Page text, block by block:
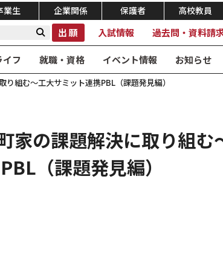
業生 企業関係 保護者 高校教員
出願 入試情報 過去問・資料請
フ 就職・資格 イベント情報 お知らせ
組む～工大サミット連携PBL（課題発見編）
家の課題解決に取り組む
（課題発見編）